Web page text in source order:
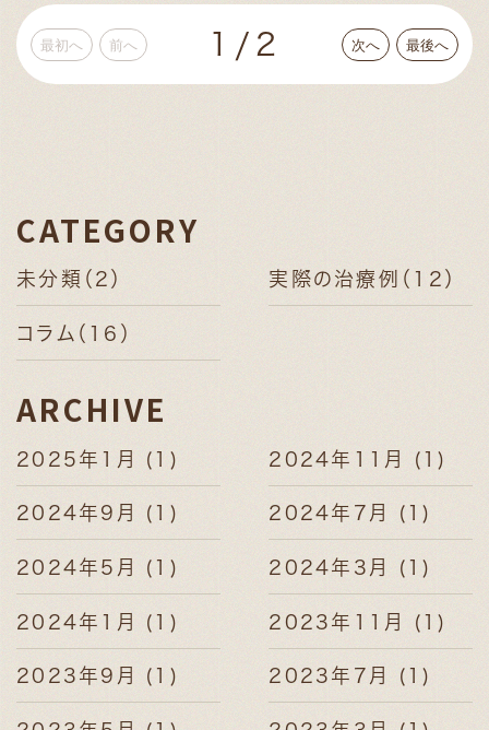
最初へ 前へ 1/2 次へ 最後へ
CATEGORY
未分類 （2） 実際の治療例 （12）
コラム （16）
ARCHIVE
2025年1月 (1) 2024年11月 (1)
2024年9月 (1) 2024年7月 (1)
2024年5月 (1) 2024年3月 (1)
2024年1月 (1) 2023年11月 (1)
2023年9月 (1) 2023年7月 (1)